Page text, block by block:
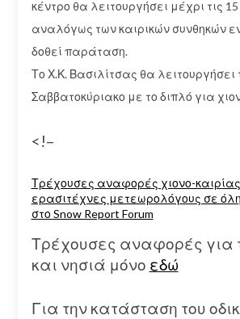
κέντρο θα λειτουργήσει μέχρι τις
αναλόγως των καιρικών συνθηκών
δοθεί παράταση.
Το Χ.Κ. Βασιλίτσας θα λειτουργήσει
Σαββατοκύριακο με το διπλό για
<!–
Τρέχουσες αναφορές χιονο-
ερασιτέχνες μετεωρολόγους σε
στο Snow Report Forum
Τρέχουσες αναφορές για
και νησιά μόνο εδώ
Για την κατάσταση του